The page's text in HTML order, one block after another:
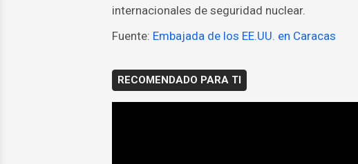
internacionales de seguridad nuclear.
Fuente: Embajada de los EE.UU. en Caracas
RECOMENDADO PARA TI